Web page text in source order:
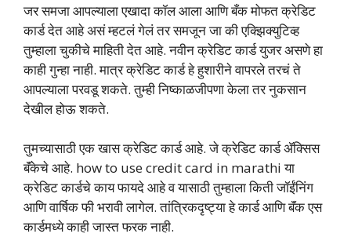
जर समजा आपल्याला एखादा कॉल आला आणि बँक मोफत क्रेडिट
कार्ड देत आहे असं म्हटलं गेलं तर समजून जा की एक्झिक्युटिव्ह
तुम्हाला चुकीचे माहिती देत आहे. नवीन क्रेडिट कार्ड युजर असणे हा
काही गुन्हा नाही. मात्र क्रेडिट कार्ड हे हुशारीने वापरले तरचं ते
आपल्याला परवडू शकते. तुम्ही निष्काळजीपणा केला तर नुकसान
देखील होऊ शकते.
तुमच्यासाठी एक खास क्रेडिट कार्ड आहे. जे क्रेडिट कार्ड ॲक्सिस
बॅंकेचे आहे. how to use credit card in marathi या
क्रेडिट कार्डचे काय फायदे आहे व यासाठी तुम्हाला किती जॉईंनिंग
आणि वार्षिक फी भरावी लागेल. तांत्रिकदृष्ट्या हे कार्ड आणि बॅंक एस
कार्डमध्ये काही जास्त फरक नाही.